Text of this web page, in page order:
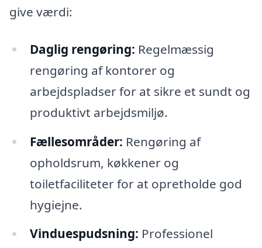
give værdi:
Daglig rengøring: Regelmæssig
rengøring af kontorer og
arbejdspladser for at sikre et sundt og
produktivt arbejdsmiljø.
Fællesområder: Rengøring af
opholdsrum, køkkener og
toiletfaciliteter for at opretholde god
hygiejne.
Vinduespudsning: Professionel